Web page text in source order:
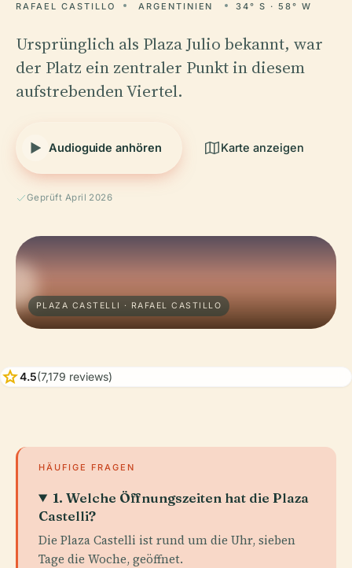
RAFAEL CASTILLO ARGENTINIEN 34° S · 58° W
Ursprünglich als Plaza Julio bekannt, war
der Platz ein zentraler Punkt in diesem
aufstrebenden Viertel.
Audioguide anhören Karte anzeigen
Geprüft April 2026
PLAZA CASTELLI · RAFAEL CASTILLO
star4.5(7,179 reviews)
HÄUFIGE FRAGEN
1. Welche Öffnungszeiten hat die Plaza
Castelli?
Die Plaza Castelli ist rund um die Uhr, sieben
Tage die Woche, geöffnet.